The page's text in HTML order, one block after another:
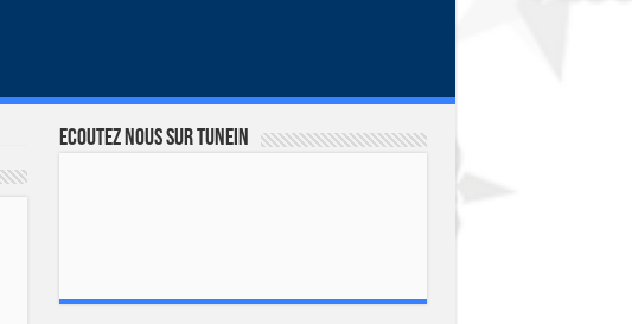
Ecoutez nous sur TuneIn